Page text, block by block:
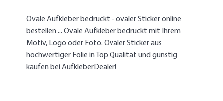
Ovale Aufkleber bedruckt - ovaler Sticker online
bestellen ... Ovale Aufkleber bedruckt mit Ihrem
Motiv, Logo oder Foto. Ovaler Sticker aus
hochwertiger Folie in Top Qualität und günstig
kaufen bei AufkleberDealer!